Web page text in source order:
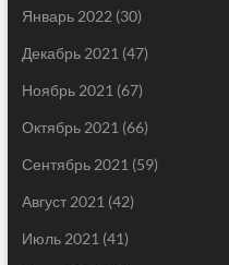
Январь 2022 (30)
Декабрь 2021 (47)
Ноябрь 2021 (67)
Октябрь 2021 (66)
Сентябрь 2021 (59)
Август 2021 (42)
Июль 2021 (41)